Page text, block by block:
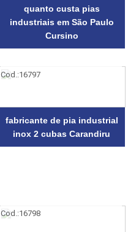
quanto custa pias
industriais em São Paulo
Cursino
Cod.:16797
fabricante de pia industrial
inox 2 cubas Carandiru
Cod.:16798